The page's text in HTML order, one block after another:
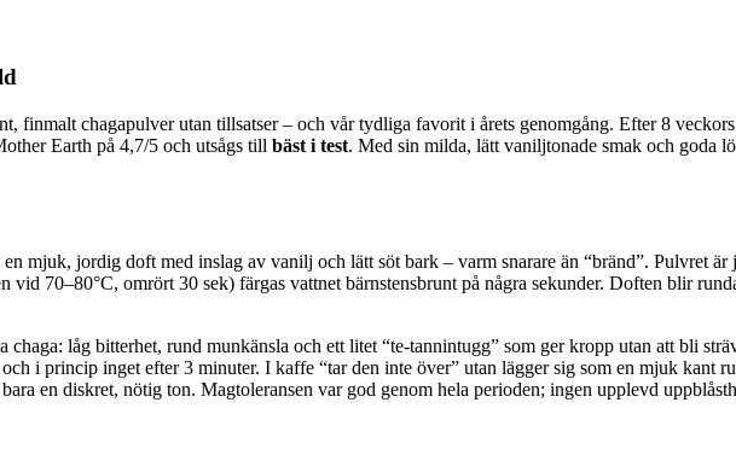
finmalt chagapulver utan tillsatser – och vår tydliga favorit i årets genomgång. Efter 8
Earth på 4,7/5 och utsågs till bäst i test. Med sin milda, lätt vaniljtonade smak och goda
mjuk, jordig doft med inslag av vanilj och lätt söt bark – varm snarare än “bränd”. Pulvret
vid 70–80°C, omrört 30 sek) färgas vattnet bärnstensbrunt på några sekunder. Doften blir
chaga: låg bitterhet, rund munkänsla och ett litet “te-tannintugg” som ger kropp utan att bli
i princip inget efter 3 minuter. I kaffe “tar den inte över” utan lägger sig som en mjuk kant
en diskret, nötig ton. Magtoleransen var god genom hela perioden; ingen upplevd